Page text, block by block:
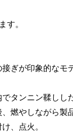
す。
ぎが印象的なモ
タンニン鞣しし
燃やしながら製
、点火。